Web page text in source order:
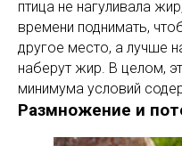
птица не нагуливала
времени поднимать,
другое место, а лучше
наберут жир. В целом,
минимума условий
Размножение и